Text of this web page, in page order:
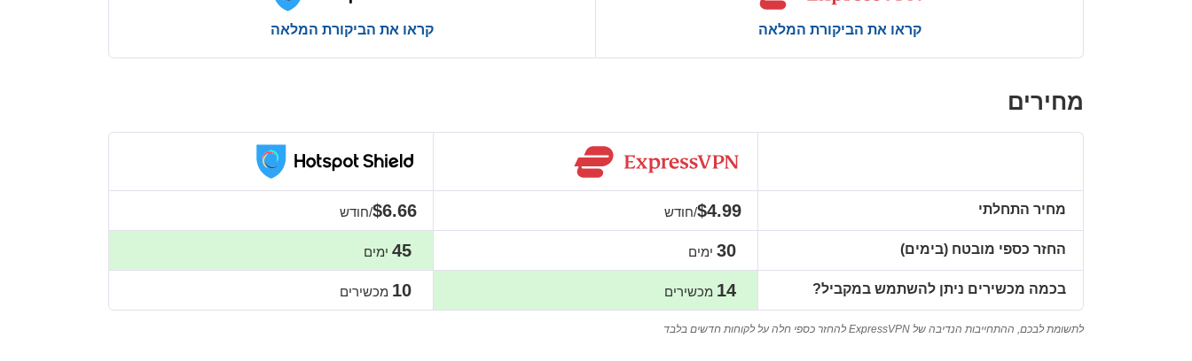
קראו את הביקורת המלאה קראו את הביקורת המלאה
מחירים
מחיר התחלתי
החזר כספי מובטח (בימים)
בכמה מכשירים ניתן להשתמש במקביל?
$4.99/חודש
30ימים
14 מכשירים
$6.66/חודש
45 ימים
10 מכשירים
לתשומת לבכם, ההתחייבות הנדיבה של ExpressVPN להחזר כספי חלה על לקוחות חדשים בלבד